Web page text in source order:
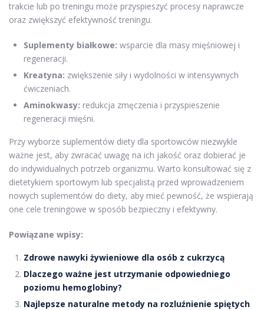
trakcie lub po treningu może przyspieszyć procesy naprawcze
oraz zwiększyć efektywność treningu.
Suplementy białkowe: wsparcie dla masy mięśniowej i
regeneracji.
Kreatyna: zwiększenie siły i wydolności w intensywnych
ćwiczeniach.
Aminokwasy: redukcja zmęczenia i przyspieszenie
regeneracji mięśni.
Przy wyborze suplementów diety dla sportowców niezwykle
ważne jest, aby zwracać uwagę na ich jakość oraz dobierać je
do indywidualnych potrzeb organizmu. Warto konsultować się z
dietetykiem sportowym lub specjalistą przed wprowadzeniem
nowych suplementów do diety, aby mieć pewność, że wspierają
one cele treningowe w sposób bezpieczny i efektywny.
Powiązane wpisy:
Zdrowe nawyki żywieniowe dla osób z cukrzycą
Dlaczego ważne jest utrzymanie odpowiedniego
poziomu hemoglobiny?
Najlepsze naturalne metody na rozluźnienie spiętych